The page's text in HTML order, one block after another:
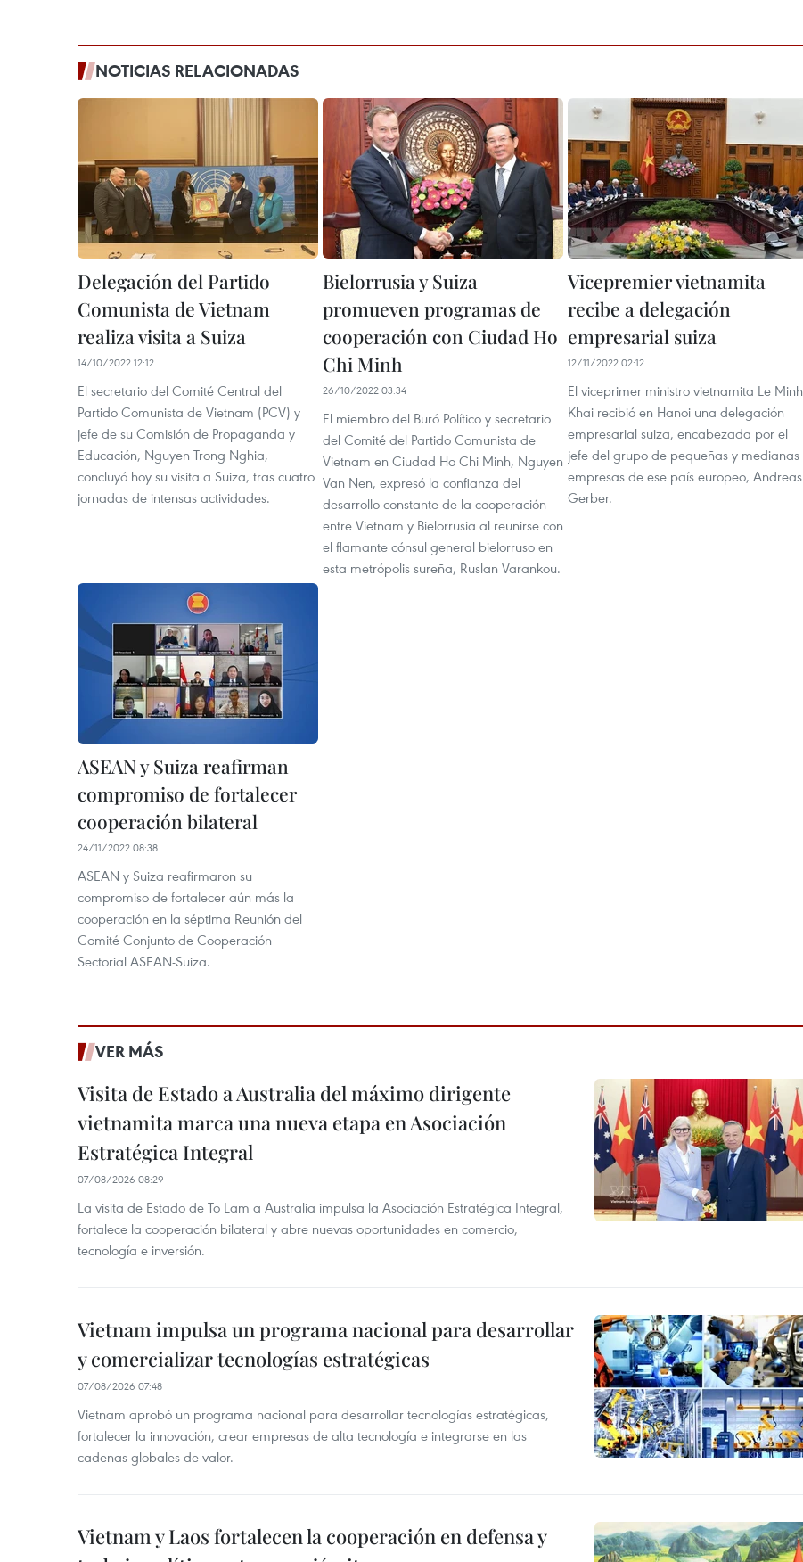
NOTICIAS RELACIONADAS
Delegación del Partido
Comunista de Vietnam
realiza visita a Suiza
14/10/2022 12:12
El secretario del Comité Central del
Partido Comunista de Vietnam (PCV) y
jefe de su Comisión de Propaganda y
Educación, Nguyen Trong Nghia,
concluyó hoy su visita a Suiza, tras cuatro
jornadas de intensas actividades.
Bielorrusia y Suiza
promueven programas de
cooperación con Ciudad Ho
Chi Minh
26/10/2022 03:34
El miembro del Buró Político y secretario
del Comité del Partido Comunista de
Vietnam en Ciudad Ho Chi Minh, Nguyen
Van Nen, expresó la confianza del
desarrollo constante de la cooperación
entre Vietnam y Bielorrusia al reunirse con
el flamante cónsul general bielorruso en
esta metrópolis sureña, Ruslan Varankou.
Vicepremier vietnamita
recibe a delegación
empresarial suiza
12/11/2022 02:12
El viceprimer ministro vietnamita Le Minh
Khai recibió en Hanoi una delegación
empresarial suiza, encabezada por el
jefe del grupo de pequeñas y medianas
empresas de ese país europeo, Andreas
Gerber.
ASEAN y Suiza reafirman
compromiso de fortalecer
cooperación bilateral
24/11/2022 08:38
ASEAN y Suiza reafirmaron su
compromiso de fortalecer aún más la
cooperación en la séptima Reunión del
Comité Conjunto de Cooperación
Sectorial ASEAN-Suiza.
VER MÁS
Visita de Estado a Australia del máximo dirigente
vietnamita marca una nueva etapa en Asociación
Estratégica Integral
07/08/2026 08:29
La visita de Estado de To Lam a Australia impulsa la Asociación Estratégica Integral,
fortalece la cooperación bilateral y abre nuevas oportunidades en comercio,
tecnología e inversión.
Vietnam impulsa un programa nacional para desarrollar
y comercializar tecnologías estratégicas
07/08/2026 07:48
Vietnam aprobó un programa nacional para desarrollar tecnologías estratégicas,
fortalecer la innovación, crear empresas de alta tecnología e integrarse en las
cadenas globales de valor.
Vietnam y Laos fortalecen la cooperación en defensa y